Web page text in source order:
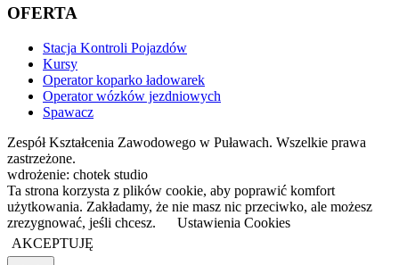
OFERTA
Stacja Kontroli Pojazdów
Kursy
Operator koparko ładowarek
Operator wózków jezdniowych
Spawacz
Zespół Kształcenia Zawodowego w Puławach. Wszelkie prawa
zastrzeżone.
wdrożenie: chotek studio
Ta strona korzysta z plików cookie, aby poprawić komfort
użytkowania. Zakładamy, że nie masz nic przeciwko, ale możesz
zrezygnować, jeśli chcesz.
Ustawienia Cookies
AKCEPTUJĘ